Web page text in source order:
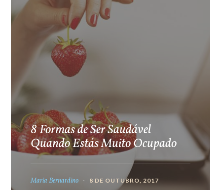
8 Formas de Ser Saudável
Quando Estás Muito Ocupado
Maria Bernardino 8 DE OUTUBRO, 2017